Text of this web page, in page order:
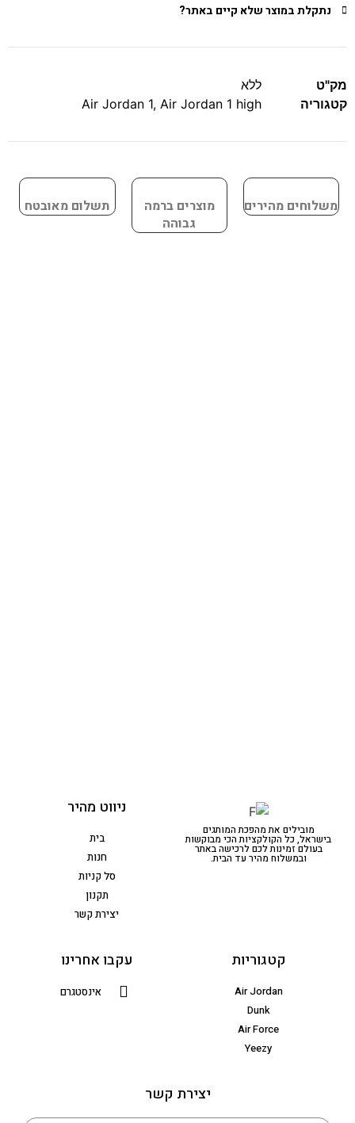
נתקלת במוצר שלא קיים באתר?
מק"ט
ללא
קטגוריה
Air Jordan 1, Air Jordan 1 high
משלוחים מהירים
מוצרים ברמה
גבוהה
תשלום מאובטח
מובילים את מהפכת המותגים
בישראל, כל הקולקציות הכי מבוקשות
בעולם זמינות לכם לרכישה באתר
ובמשלוח מהיר עד הבית.
ניווט מהיר
בית
חנות
סל קניות
תקנון
יצירת קשר
קטגוריות
Air Jordan
Dunk
Air Force
Yeezy
עקבו אחרינו
אינסטגרם
יצירת קשר